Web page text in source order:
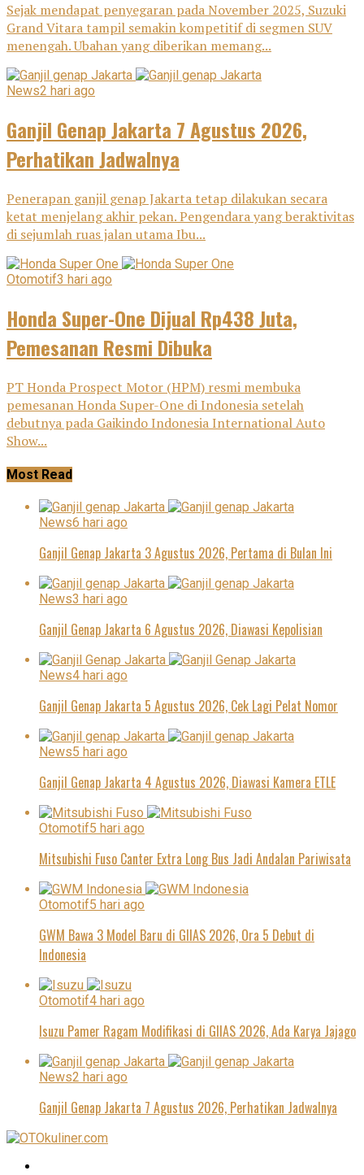
Sejak mendapat penyegaran pada November 2025, Suzuki
Grand Vitara tampil semakin kompetitif di segmen SUV
menengah. Ubahan yang diberikan memang...
News2 hari ago
Ganjil Genap Jakarta 7 Agustus 2026,
Perhatikan Jadwalnya
Penerapan ganjil genap Jakarta tetap dilakukan secara
ketat menjelang akhir pekan. Pengendara yang beraktivitas
di sejumlah ruas jalan utama Ibu...
Otomotif3 hari ago
Honda Super-One Dijual Rp438 Juta,
Pemesanan Resmi Dibuka
PT Honda Prospect Motor (HPM) resmi membuka
pemesanan Honda Super-One di Indonesia setelah
debutnya pada Gaikindo Indonesia International Auto
Show...
Most Read
News6 hari ago
Ganjil Genap Jakarta 3 Agustus 2026, Pertama di Bulan Ini
News3 hari ago
Ganjil Genap Jakarta 6 Agustus 2026, Diawasi Kepolisian
News4 hari ago
Ganjil Genap Jakarta 5 Agustus 2026, Cek Lagi Pelat Nomor
News5 hari ago
Ganjil Genap Jakarta 4 Agustus 2026, Diawasi Kamera ETLE
Otomotif5 hari ago
Mitsubishi Fuso Canter Extra Long Bus Jadi Andalan Pariwisata
Otomotif5 hari ago
GWM Bawa 3 Model Baru di GIIAS 2026, Ora 5 Debut di
Indonesia
Otomotif4 hari ago
Isuzu Pamer Ragam Modifikasi di GIIAS 2026, Ada Karya Jajago
News2 hari ago
Ganjil Genap Jakarta 7 Agustus 2026, Perhatikan Jadwalnya